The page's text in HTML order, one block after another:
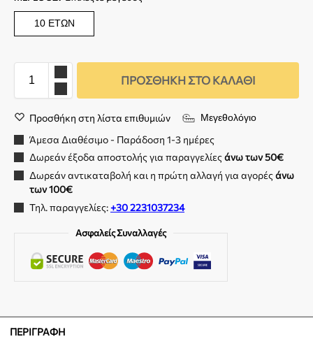
10 ΕΤΏΝ
ΠΡΟΣΘΉΚΗ ΣΤΟ ΚΑΛΆΘΙ
Προσθήκη στη λίστα επιθυμιών Μεγεθολόγιο
Άμεσα Διαθέσιμο - Παράδοση 1-3 ημέρες
Δωρεάν έξοδα αποστολής για παραγγελίεςάνω των 50€
Δωρεάν αντικαταβολή και η πρώτη αλλαγή για αγορέςάνω
των 100€
Τηλ. παραγγελίες:+30 2231037234
Ασφαλείς Συναλλαγές
ΠΕΡΙΓΡΑΦΉ